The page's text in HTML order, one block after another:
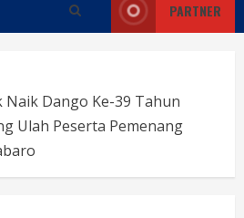
PARTNER
Naik Dango Ke-39 Tahun
Ulah Peserta Pemenang